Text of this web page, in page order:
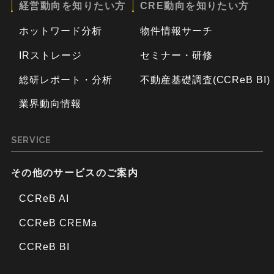
経営動向を知りたい方
ホットワード分析
IRストレージ
総研レポート・分析
業界動向情報
CRE動向を知りたい方
物件情報サーチ
セミナー・研修
不動産基礎調査(CCReB BI)
SERVICE
その他のサービスのご案内
CCReB AI
CCReB CREMa
CCReB BI